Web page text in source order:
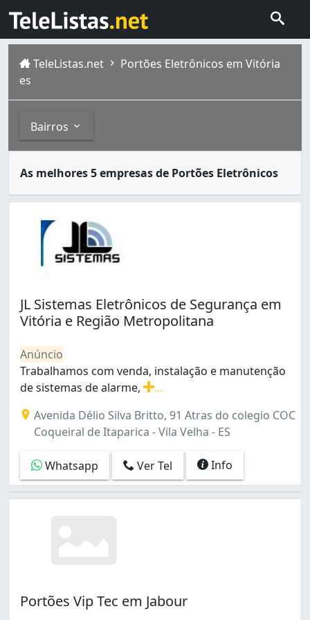
TeleListas.net
Portões Eletrônicos em Vitória
es
Bairros
Fradinhos (1)
Ilha de Santa Maria (1)
Ilha do Príncipe (1)
Itararé (2)
Jabour (1)
Jardim da Penha (1)
Jucutuquara (1)
Resistência (1)
As melhores 5 empresas de Portões Eletrônicos
Vitória é um município do estado do Espírito Santo,
JL Sistemas Eletrônicos de Segurança em
Vitória e Região Metropolitana
Anúncio
Trabalhamos com venda, instalação e manutenção
de sistemas de alarme,
Avenida Délio Silva Britto, 91 Atras do colegio COC
Coqueiral de Itaparica - Vila Velha - ES
Whatsapp Ver Tel Info
Portões Vip Tec em Jabour